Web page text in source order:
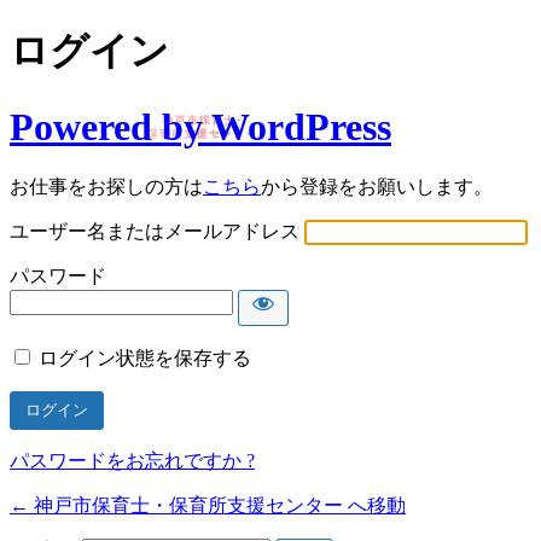
ログイン
Powered by WordPress
お仕事をお探しの方はこちらから登録をお願いします。
ユーザー名またはメールアドレス
パスワード
ログイン状態を保存する
パスワードをお忘れですか ?
← 神戸市保育士・保育所支援センター へ移動